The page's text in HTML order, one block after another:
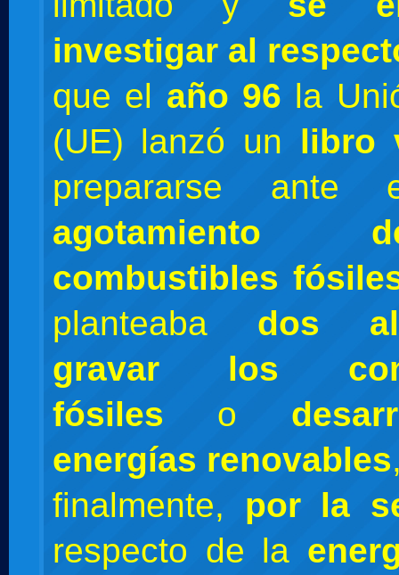
investigar al
que el año 96 la
(UE) lanzó un libro
prepararse ante
combustibles
planteaba dos
gravar los
fósiles o
energías renovables
finalmente, por la
respecto de la